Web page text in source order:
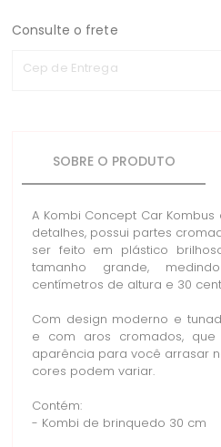
Consulte o frete
Cep de Entrega
SOBRE O PRODUTO
A Kombi Concept Car
detalhes, possui partes
ser feito em plástico
tamanho grande,
centímetros de altura e 30
Com design moderno e
e com aros cromados, que
aparência para você arrasar
cores podem variar.
Contém:
- Kombi de brinquedo 30 cm